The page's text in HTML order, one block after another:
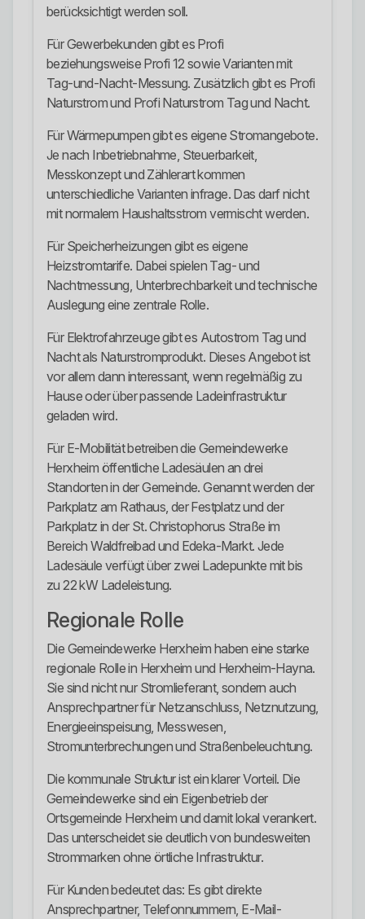
berücksichtigt werden soll.
Für Gewerbekunden gibt es Profi
beziehungsweise Profi 12 sowie Varianten mit
Tag-und-Nacht-Messung. Zusätzlich gibt es Profi
Naturstrom und Profi Naturstrom Tag und Nacht.
Für Wärmepumpen gibt es eigene Stromangebote.
Je nach Inbetriebnahme, Steuerbarkeit,
Messkonzept und Zählerart kommen
unterschiedliche Varianten infrage. Das darf nicht
mit normalem Haushaltsstrom vermischt werden.
Für Speicherheizungen gibt es eigene
Heizstromtarife. Dabei spielen Tag- und
Nachtmessung, Unterbrechbarkeit und technische
Auslegung eine zentrale Rolle.
Für Elektrofahrzeuge gibt es Autostrom Tag und
Nacht als Naturstromprodukt. Dieses Angebot ist
vor allem dann interessant, wenn regelmäßig zu
Hause oder über passende Ladeinfrastruktur
geladen wird.
Für E-Mobilität betreiben die Gemeindewerke
Herxheim öffentliche Ladesäulen an drei
Standorten in der Gemeinde. Genannt werden der
Parkplatz am Rathaus, der Festplatz und der
Parkplatz in der St. Christophorus Straße im
Bereich Waldfreibad und Edeka-Markt. Jede
Ladesäule verfügt über zwei Ladepunkte mit bis
zu 22 kW Ladeleistung.
Regionale Rolle
Die Gemeindewerke Herxheim haben eine starke
regionale Rolle in Herxheim und Herxheim-Hayna.
Sie sind nicht nur Stromlieferant, sondern auch
Ansprechpartner für Netzanschluss, Netznutzung,
Energieeinspeisung, Messwesen,
Stromunterbrechungen und Straßenbeleuchtung.
Die kommunale Struktur ist ein klarer Vorteil. Die
Gemeindewerke sind ein Eigenbetrieb der
Ortsgemeinde Herxheim und damit lokal verankert.
Das unterscheidet sie deutlich von bundesweiten
Strommarken ohne örtliche Infrastruktur.
Für Kunden bedeutet das: Es gibt direkte
Ansprechpartner, Telefonnummern, E-Mail-